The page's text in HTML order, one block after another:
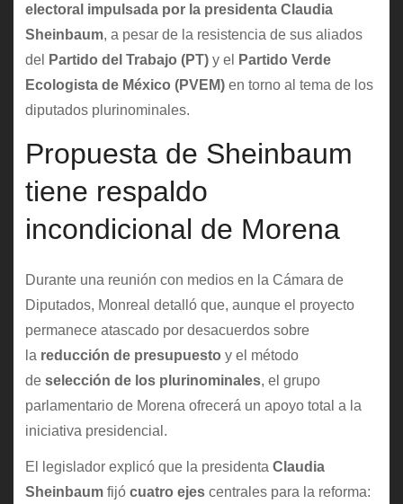
electoral impulsada por la presidenta Claudia
Sheinbaum, a pesar de la resistencia de sus aliados
del
Partido del Trabajo (PT)y el
Partido Verde
Ecologista de México (PVEM)en torno al tema de los
diputados plurinominales.
Propuesta de Sheinbaum
tiene respaldo
incondicional de Morena
Durante una reunión con medios en la Cámara de
Diputados, Monreal detalló que, aunque el proyecto
permanece atascado por desacuerdos sobre
la reducción de presupuesto y el método
de selección de los plurinominales, el grupo
parlamentario de Morena ofrecerá un apoyo total a la
iniciativa presidencial.
El legislador explicó que la presidenta Claudia
Sheinbaum fijó cuatro ejes centrales para la reforma: